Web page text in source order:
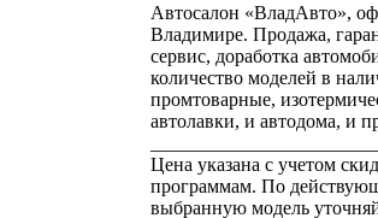
Автосалон «ВладАвто»,
Владимире. Продажа,
сервис, доработка
количество моделей в
промтоварные,
автолавки, и автодома, и
Цена указана с учетом
программам. По
выбранную модель